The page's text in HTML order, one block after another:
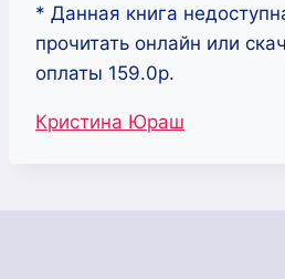
* Данная книга
прочитать онлайн или
оплаты 159.0р.
Метки
Кристина Юраш